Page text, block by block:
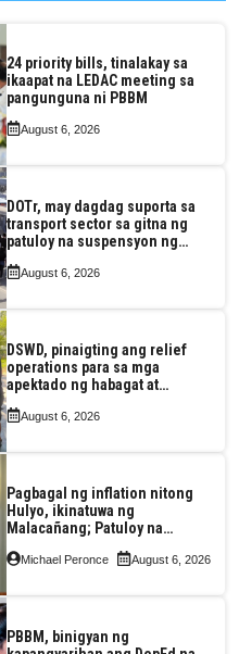
24 priority bills, tinalakay sa
ikaapat na LEDAC meeting sa
pangunguna ni PBBM
August 6, 2026
DOTr, may dagdag suporta sa
transport sector sa gitna ng
patuloy na suspensyon ng
August 6, 2026
DSWD, pinaigting ang relief
operations para sa mga
apektado ng habagat at
August 6, 2026
Pagbagal ng inflation nitong
Hulyo, ikinatuwa ng
Malacañang; Patuloy na
seguridad sa pagkain,
Michael Peronce August 6, 2026
PBBM, binigyan ng